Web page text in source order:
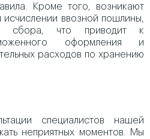
Кроме того, возникают
ввозной пошлины,
сбора, что приводит к
оформления и
расходов по хранению
специалистов нашей
неприятных моментов. Мы